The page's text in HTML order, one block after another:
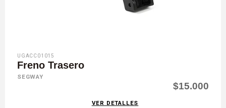
UGACC01015
Freno Trasero
SEGWAY
$15.000
VER DETALLES